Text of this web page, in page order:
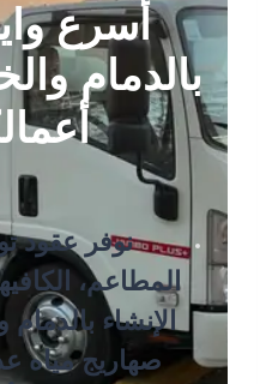
أسرع
بالدمام
نوفر عقود
المطاعم،
الإنشاء
صهاريج مياه